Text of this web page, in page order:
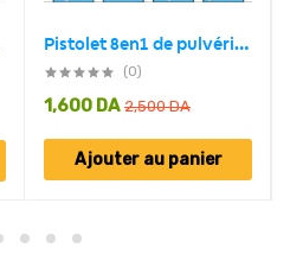
Pistolet 8en1 de pulvérisation d’eau de lavage de voiture
(0)
2,500DA
1,600 DA
Ajouter au panier